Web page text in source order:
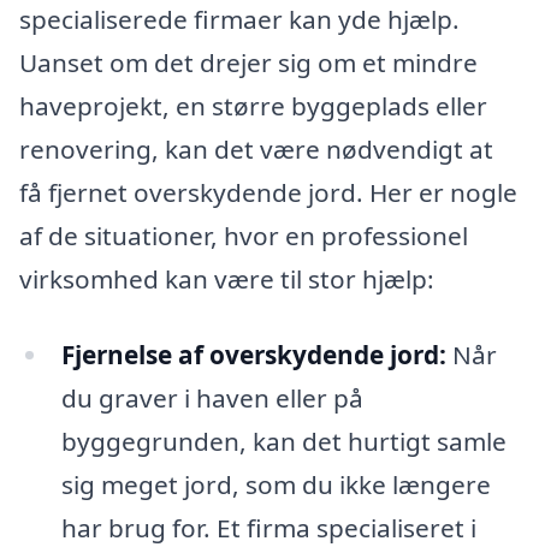
specialiserede firmaer kan yde hjælp.
Uanset om det drejer sig om et mindre
haveprojekt, en større byggeplads eller
renovering, kan det være nødvendigt at
få fjernet overskydende jord. Her er nogle
af de situationer, hvor en professionel
virksomhed kan være til stor hjælp:
Fjernelse af overskydende jord: Når
du graver i haven eller på
byggegrunden, kan det hurtigt samle
sig meget jord, som du ikke længere
har brug for. Et firma specialiseret i